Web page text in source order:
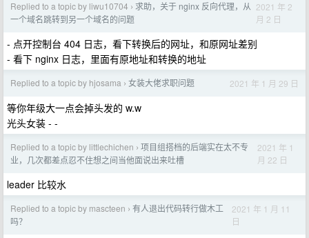
Replied to a topic by liwu10704 › 求助，关于 nginx 反向代理，从
一个域名跳转到另一个域名的问题
2021 年 2
月 2 日
- 点开控制台 404 日志，看下转换后的网址，和原网址差别
- 看下 nginx 日志，里面有原地址和转换的地址
Replied to a topic by hjosama › 女装大佬求职问题 2021 年 1 月 29 日
等你年级大一点会掉头发的 w.w
光头女装 - -
Replied to a topic by littlechichen › 项目组搭档的后端实在太不专
业，几次都差点忍不住想之间当他面说出来吐槽
2021 年 1
月 22 日
leader 比较水
Replied to a topic by mascteen › 有人退出代码转行做木工
吗？
2021 年 1 月 11
日